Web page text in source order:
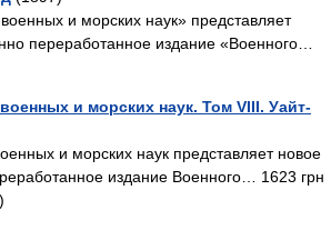
и морских наук» представляет
переработанное издание «Военного…
и морских наук. Том VIII. Уайт-
и морских наук представляет новое
издание Военного… 1623 грн